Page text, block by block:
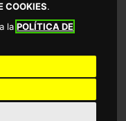
COOKIES.
laPOLÍTICA DE